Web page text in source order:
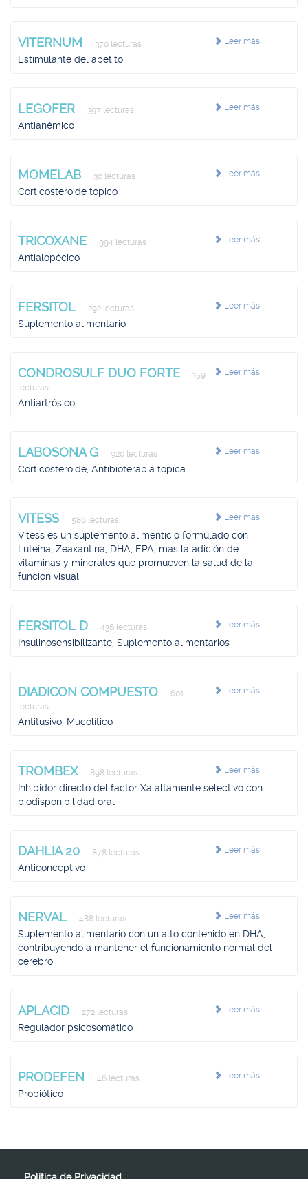
Leer más
VITERNUM 370 lecturas
Estimulante del apetito
Leer más
LEGOFER 397 lecturas
Antianémico
Leer más
MOMELAB 30 lecturas
Corticosteroide tópico
Leer más
TRICOXANE 994 lecturas
Antialopécico
Leer más
FERSITOL 292 lecturas
Suplemento alimentario
Leer más
CONDROSULF DUO FORTE
159
lecturas
Antiartrósico
Leer más
LABOSONA G 920 lecturas
Corticosteroide, Antibioterapia tópica
Leer más
VITESS 586 lecturas
Vitess es un suplemento alimenticio formulado con
Luteína, Zeaxantina, DHA, EPA, mas la adición de
vitaminas y minerales que promueven la salud de la
función visual
Leer más
FERSITOL D 436 lecturas
Insulinosensibilizante, Suplemento alimentarios
Leer más
DIADICON COMPUESTO
601
lecturas
Antitusivo, Mucolítico
Leer más
TROMBEX 898 lecturas
Inhibidor directo del factor Xa altamente selectivo con
biodisponibilidad oral
Leer más
DAHLIA 20 878 lecturas
Anticonceptivo
Leer más
NERVAL 488 lecturas
Suplemento alimentario con un alto contenido en DHA,
contribuyendo a mantener el funcionamiento normal del
cerebro
Leer más
APLACID 272 lecturas
Regulador psicosomático
Leer más
PRODEFEN 46 lecturas
Probiótico